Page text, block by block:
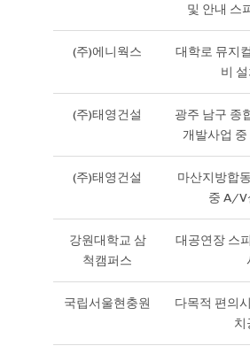
및 안내 스
(주)에니웍스
대학로 뮤지
비
(주)태영건설
광주 남구 종
개발사업
(주)태영건설
마산지방합
중 A/V
강원대학교 삼
척캠퍼스
대공연장 스
국립서울현충원
다목적 편의
치